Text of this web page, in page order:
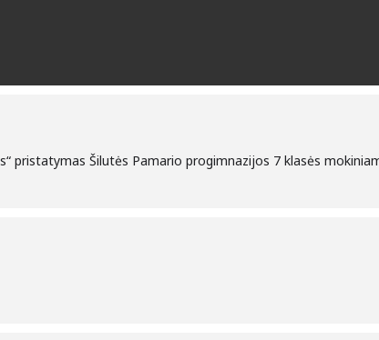
pristatymas Šilutės Pamario progimnazijos 7 klasės